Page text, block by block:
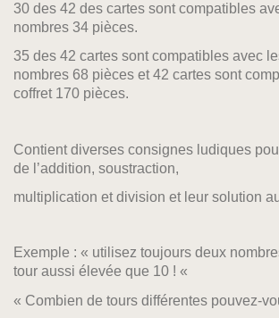
30 des 42 des cartes sont compatibles
nombres 34 pièces.
35 des 42 cartes sont compatibles avec
nombres 68 pièces et 42 cartes sont
coffret 170 pièces.
Contient diverses consignes ludiques
de l’addition, soustraction,
multiplication et division et leur solution
Exemple : « utilisez toujours deux
tour aussi élevée que 10 ! «
« Combien de tours différentes pouvez-